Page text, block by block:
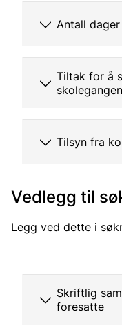
Antall
Tiltak for å
Tilsyn fra
Vedlegg til
Legg ved dette i
Skriftlig
foresatte